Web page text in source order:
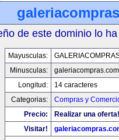
de este dominio lo
Mayusculas:
Minusculas:
galeriacompras.com
Longitud:
14 caracteres
Categorias:
Compras y
Precio:
Realizar una oferta!
Visitar!